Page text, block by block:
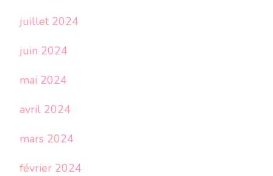
juillet 2024
juin 2024
mai 2024
avril 2024
mars 2024
février 2024